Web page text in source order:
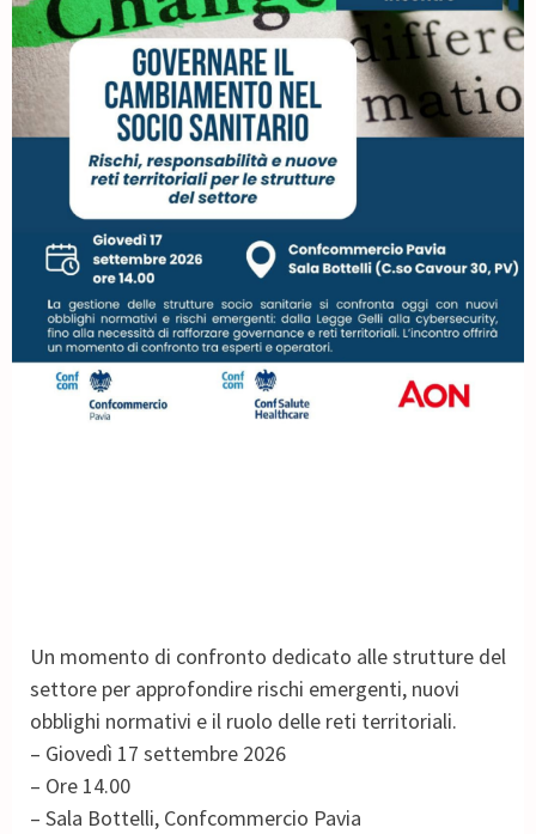
Un momento di confronto dedicato alle strutture del
settore per approfondire rischi emergenti, nuovi
obblighi normativi e il ruolo delle reti territoriali.
– Giovedì 17 settembre 2026
– Ore 14.00
– Sala Bottelli, Confcommercio Pavia